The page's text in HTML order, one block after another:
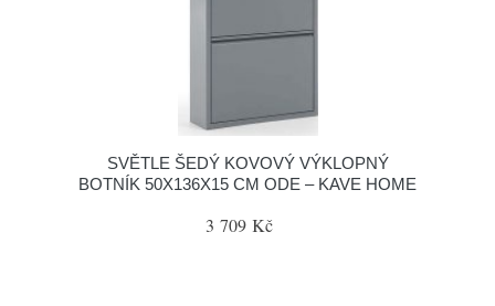
SVĚTLE ŠEDÝ KOVOVÝ VÝKLOPNÝ
BOTNÍK 50X136X15 CM ODE – KAVE HOME
3 709 Kč